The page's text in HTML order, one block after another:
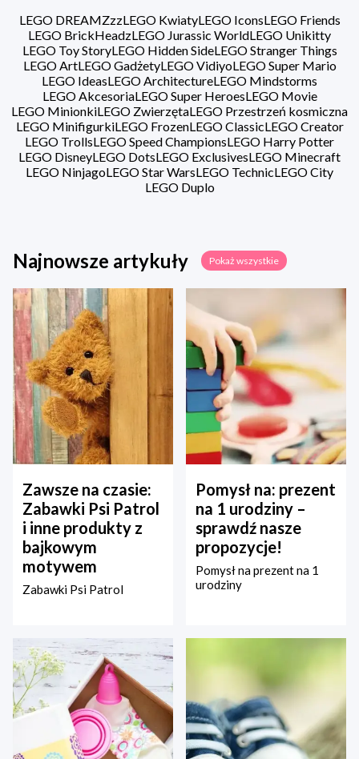
LEGO DREAMZzzLEGO KwiatyLEGO IconsLEGO Friends
LEGO BrickHeadzLEGO Jurassic WorldLEGO Unikitty
LEGO Toy StoryLEGO Hidden SideLEGO Stranger Things
LEGO ArtLEGO GadżetyLEGO VidiyoLEGO Super Mario
LEGO IdeasLEGO ArchitectureLEGO Mindstorms
LEGO AkcesoriaLEGO Super HeroesLEGO Movie
LEGO MinionkiLEGO ZwierzętaLEGO Przestrzeń kosmiczna
LEGO MinifigurkiLEGO FrozenLEGO ClassicLEGO Creator
LEGO TrollsLEGO Speed ChampionsLEGO Harry Potter
LEGO DisneyLEGO DotsLEGO ExclusivesLEGO Minecraft
LEGO NinjagoLEGO Star WarsLEGO TechnicLEGO City
LEGO Duplo
Najnowsze artykuły Pokaż wszystkie
Zawsze na czasie:
Zabawki Psi Patrol
i inne produkty z
bajkowym
motywem
Zabawki Psi Patrol
Pomysł na: prezent
na 1 urodziny –
sprawdź nasze
propozycje!
Pomysł na prezent na 1
urodziny